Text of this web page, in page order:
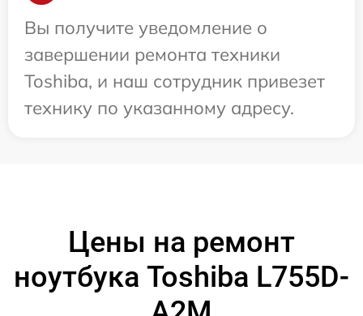
Вы получите уведомление о
завершении ремонта техники
Toshiba, и наш сотрудник привезет
технику по указанному адресу.
Цены на ремонт
ноутбука Toshiba L755D-